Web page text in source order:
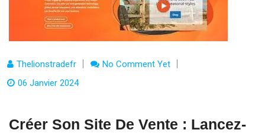
Thelionstradefr
No Comment Yet
06 Janvier 2024
Créer Son Site De Vente : Lancez-